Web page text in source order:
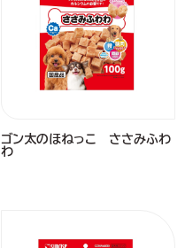
ゴン太のほねっこ ささみふわ
わ